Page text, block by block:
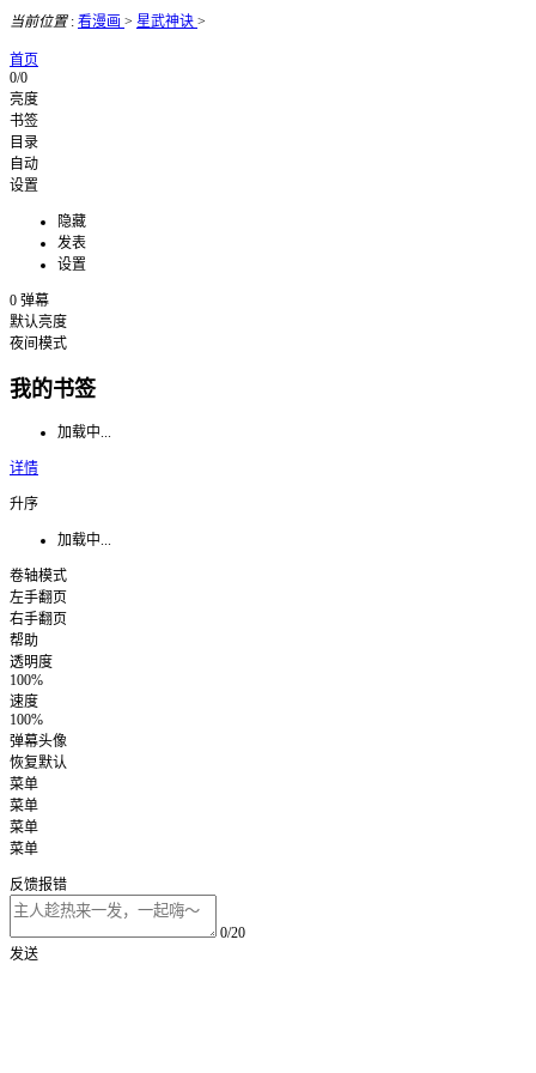
当前位置: 看漫画 > 星武神诀 >
首页
0/0
亮度
书签
目录
自动
设置
隐藏
发表
设置
0 弹幕
默认亮度
夜间模式
我的书签
加载中...
详情
升序
加载中...
卷轴模式
左手翻页
右手翻页
帮助
透明度
100%
速度
100%
弹幕头像
恢复默认
菜单
菜单
菜单
菜单
反馈报错
0/20
发送